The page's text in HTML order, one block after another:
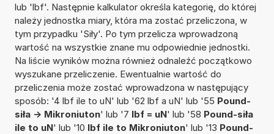
lub 'lbf'. Następnie kalkulator określa kategorię, do której
należy jednostka miary, która ma zostać przeliczona, w
tym przypadku 'Siły'. Po tym przelicza wprowadzoną
wartość na wszystkie znane mu odpowiednie jednostki.
Na liście wyników można również odnaleźć początkowo
wyszukane przeliczenie. Ewentualnie wartość do
przeliczenia może zostać wprowadzona w następujący
sposób: '4 lbf ile to uN' lub '62 lbf a uN' lub '55 Pound-
siła -> Mikroniuton' lub '7 lbf = uN' lub '58 Pound-siła
ile to uN' lub '10 lbf ile to Mikroniuton' lub '13 Pound-